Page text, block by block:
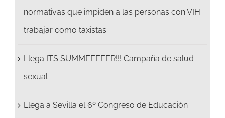
normativas que impiden a las personas con VIH
trabajar como taxistas.
Llega ITS SUMMEEEEER!!! Campaña de salud
sexual
Llega a Sevilla el 6º Congreso de Educación